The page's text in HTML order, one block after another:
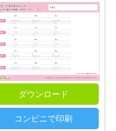
ダウンロード
コンビニで印刷